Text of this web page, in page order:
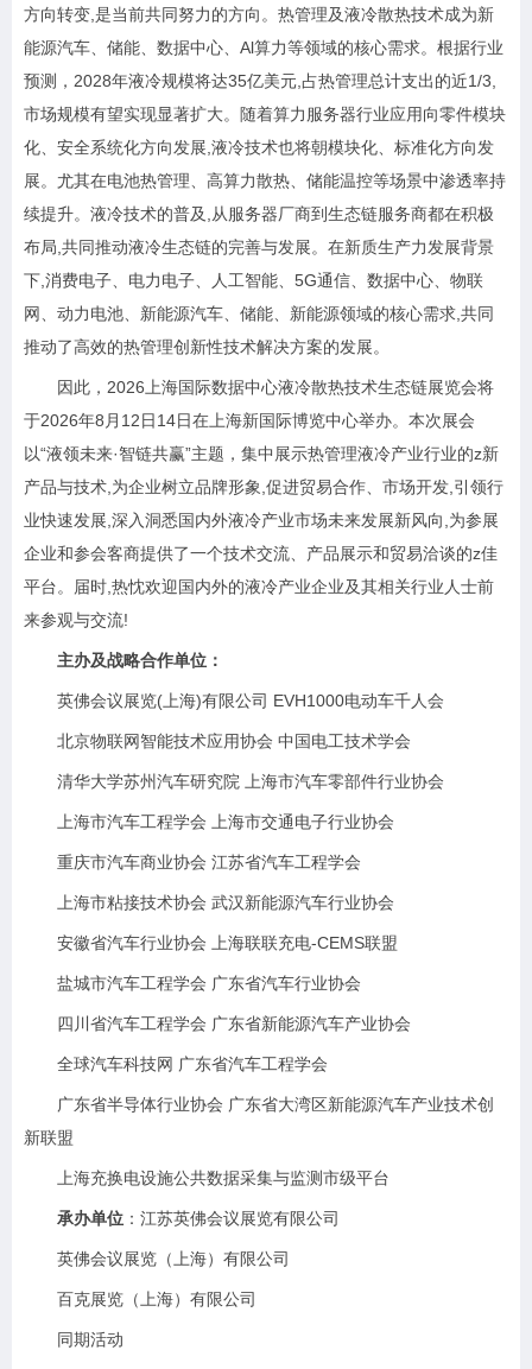
方向转变,是当前共同努力的方向。热管理及液冷散热技术成为新
能源汽车、储能、数据中心、Al算力等领域的核心需求。根据行业
预测，2028年液冷规模将达35亿美元,占热管理总计支出的近1/3,
市场规模有望实现显著扩大。随着算力服务器行业应用向零件模块
化、安全系统化方向发展,液冷技术也将朝模块化、标准化方向发
展。尤其在电池热管理、高算力散热、储能温控等场景中渗透率持
续提升。液冷技术的普及,从服务器厂商到生态链服务商都在积极
布局,共同推动液冷生态链的完善与发展。在新质生产力发展背景
下,消费电子、电力电子、人工智能、5G通信、数据中心、物联
网、动力电池、新能源汽车、储能、新能源领域的核心需求,共同
推动了高效的热管理创新性技术解决方案的发展。
因此，2026上海国际数据中心液冷散热技术生态链展览会将
于2026年8月12日14日在上海新国际博览中心举办。本次展会
以“液领未来·智链共赢”主题，集中展示热管理液冷产业行业的z新
产品与技术,为企业树立品牌形象,促进贸易合作、市场开发,引领行
业快速发展,深入洞悉国内外液冷产业市场未来发展新风向,为参展
企业和参会客商提供了一个技术交流、产品展示和贸易洽谈的z佳
平台。届时,热忱欢迎国内外的液冷产业企业及其相关行业人士前
来参观与交流!
主办及战略合作单位：
英佛会议展览(上海)有限公司 EVH1000电动车千人会
北京物联网智能技术应用协会 中国电工技术学会
清华大学苏州汽车研究院 上海市汽车零部件行业协会
上海市汽车工程学会 上海市交通电子行业协会
重庆市汽车商业协会 江苏省汽车工程学会
上海市粘接技术协会 武汉新能源汽车行业协会
安徽省汽车行业协会 上海联联充电-CEMS联盟
盐城市汽车工程学会 广东省汽车行业协会
四川省汽车工程学会 广东省新能源汽车产业协会
全球汽车科技网 广东省汽车工程学会
广东省半导体行业协会 广东省大湾区新能源汽车产业技术创
新联盟
上海充换电设施公共数据采集与监测市级平台
承办单位 ：江苏英佛会议展览有限公司
英佛会议展览（上海）有限公司
百克展览（上海）有限公司
同期活动